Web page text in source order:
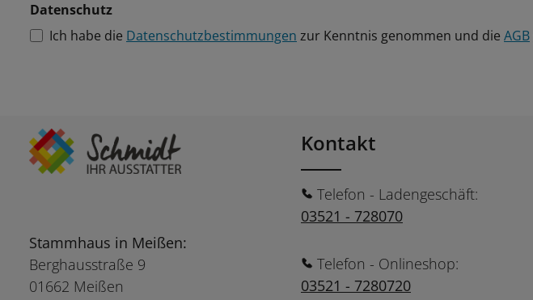
Datenschutz
Ich habe die Datenschutzbestimmungen zur Kenntnis genommen und die AGB
Stammhaus in Meißen:
Berghausstraße 9
01662 Meißen
Kontakt
Telefon - Ladengeschäft:
03521 - 728070
Telefon - Onlineshop:
03521 - 7280720